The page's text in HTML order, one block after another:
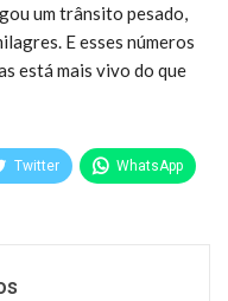
um trânsito pesado,
E esses números
está mais vivo do que
Twitter WhatsApp